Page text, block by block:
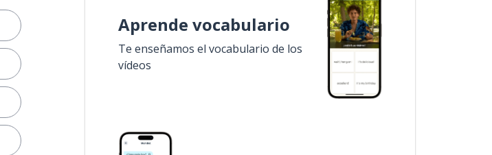
Aprende vocabulario
Te enseñamos el vocabulario de los
vídeos